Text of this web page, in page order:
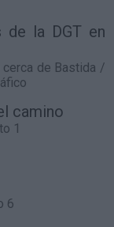
de la DGT en
de Bastida /
camino
1
6